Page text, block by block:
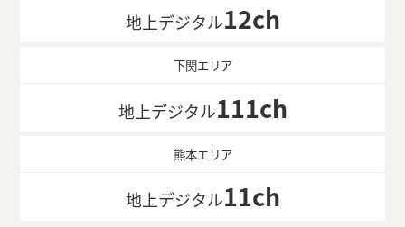
地上デジタル12ch
下関エリア
地上デジタル111ch
熊本エリア
地上デジタル11ch